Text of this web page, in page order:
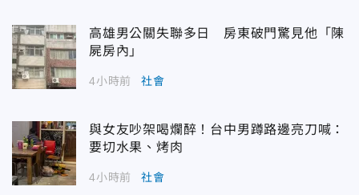
高雄男公關失聯多日 房東破門驚見他「陳
屍房內」
4小時前 社會
與女友吵架喝爛醉！台中男蹲路邊亮刀喊：
要切水果、烤肉
4小時前 社會